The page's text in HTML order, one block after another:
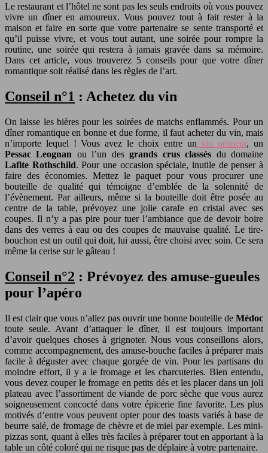
Le restaurant et l’hôtel ne sont pas les seuls endroits où vous pouvez
vivre un dîner en amoureux. Vous pouvez tout à fait rester à la
maison et faire en sorte que votre partenaire se sente transporté et
qu’il puisse vivre, et vous tout autant, une soirée pour rompre la
routine, une soirée qui restera à jamais gravée dans sa mémoire.
Dans cet article, vous trouverez 5 conseils pour que votre dîner
romantique soit réalisé dans les règles de l’art.
Conseil n°1 : Achetez du vin
On laisse les bières pour les soirées de matchs enflammés. Pour un
dîner romantique en bonne et due forme, il faut acheter du vin, mais
n’importe lequel ! Vous avez le choix entre un vin primeur, un
Pessac Leognan ou l’un desgrands crus classés du domaine
Lafite Rothschild. Pour une occasion spéciale, inutile de penser à
faire des économies. Mettez le paquet pour vous procurer une
bouteille de qualité qui témoigne d’emblée de la solennité de
l’évènement. Par ailleurs, même si la bouteille doit être posée au
centre de la table, prévoyez une jolie carafe en cristal avec ses
coupes. Il n’y a pas pire pour tuer l’ambiance que de devoir boire
dans des verres à eau ou des coupes de mauvaise qualité. Le tire-
bouchon est un outil qui doit, lui aussi, être choisi avec soin. Ce sera
même la cerise sur le gâteau !
Conseil n°2 : Prévoyez des amuse-gueules
pour l’apéro
Il est clair que vous n’allez pas ouvrir une bonne bouteille de Médoc
toute seule. Avant d’attaquer le dîner, il est toujours important
d’avoir quelques choses à grignoter. Nous vous conseillons alors,
comme accompagnement, des amuse-bouche faciles à préparer mais
facile à déguster avec chaque gorgée de vin. Pour les partisans du
moindre effort, il y a le fromage et les charcuteries. Bien entendu,
vous devez couper le fromage en petits dés et les placer dans un joli
plateau avec l’assortiment de viande de porc sèche que vous aurez
soigneusement concocté dans votre épicerie fine favorite. Les plus
motivés d’entre vous peuvent opter pour des toasts variés à base de
beurre salé, de fromage de chèvre et de miel par exemple. Les mini-
pizzas sont, quant à elles très faciles à préparer tout en apportant à la
table un côté coloré qui ne risque pas de déplaire à votre partenaire.